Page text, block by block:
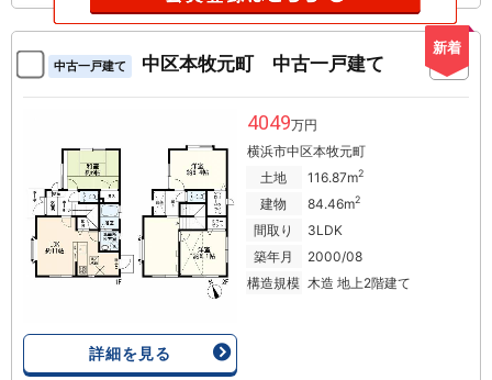
新着
中古一戸建て 中区本牧元町 中古一戸建て
詳細を見る
4049万円
横浜市中区本牧元町
土地
116.87m2
建物 84.46m2
間取り
3LDK
築年月
2000/08
構造規模 木造 地上2階建て